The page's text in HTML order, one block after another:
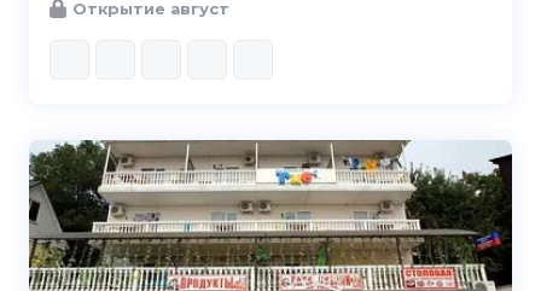
Открытие август